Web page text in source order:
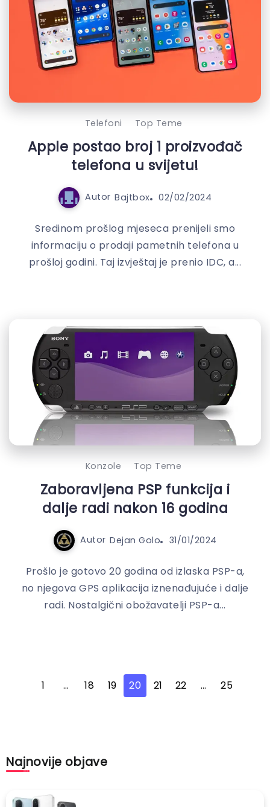
Telefoni Top Teme
Apple postao broj 1 proizvođač
telefona u svijetu!
Autor Bajtbox 02/02/2024
Sredinom prošlog mjeseca prenijeli smo
informaciju o prodaji pametnih telefona u
prošloj godini. Taj izvještaj je prenio IDC, a...
Konzole Top Teme
Zaboravljena PSP funkcija i
dalje radi nakon 16 godina
Autor Dejan Golo 31/01/2024
Prošlo je gotovo 20 godina od izlaska PSP-a,
no njegova GPS aplikacija iznenađujuće i dalje
radi. Nostalgični obožavatelji PSP-a...
1 … 18 19 20 21 22 … 25
Najnovije objave